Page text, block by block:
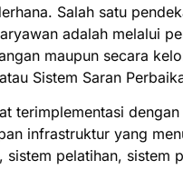
Salah satu
adalah melalui
maupun secara
atau Sistem Saran
terimplementasi
infrastruktur yang
sistem pelatihan, sistem